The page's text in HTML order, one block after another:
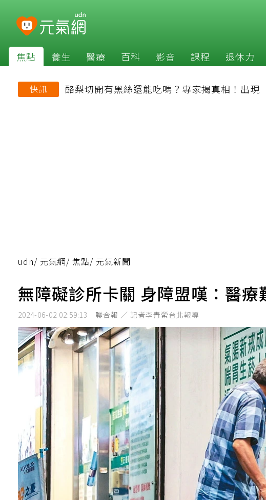
焦點 養生 醫療 百科 影音 課程 退休力
快訊 酪梨切開有黑絲還能吃嗎？專家揭真相！出現
udn/ 元氣網/ 焦點/ 元氣新聞
無障礙診所卡關 身障盟嘆：醫療
2024-06-02 02:59:13 聯合報 ／ 記者李青縈台北報導